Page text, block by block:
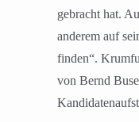
gebracht hat.
anderem auf
finden“.
von Bernd